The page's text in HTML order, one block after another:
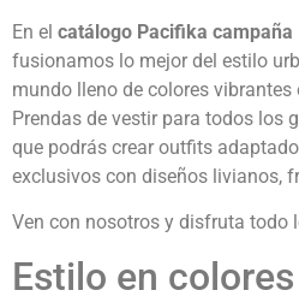
En el catálogo Pacifika campaña
fusionamos lo mejor del estilo
mundo lleno de colores vibrantes
Prendas de vestir para todos los
que podrás crear outfits
exclusivos con diseños livianos,
Ven con nosotros y disfruta todo
Estilo en colores